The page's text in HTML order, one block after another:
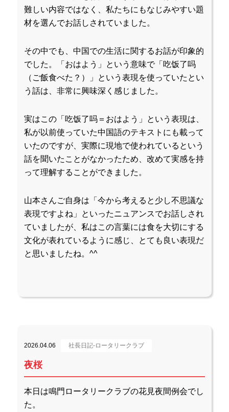
難しい内容ではなく、私たちにもなじみやすい題
材を選んでお話しされていました。
その中でも、中国での生活に関するお話が印象的
でした。「おはよう」という意味で「吃饭了吗
（ご飯食べた？）」という表現を使っていたとい
う話は、非常に興味深く感じました。
実はこの「吃饭了吗＝おはよう」という表現は、
私が以前使っていた中国語のテキストにも載って
いたのですが、実際に現地で使われているという
話を聞いたことがなかったため、改めて実感を持
って理解することができました。
山本さんご自身は「今から考えると少し不思議な
表現ですよね」といったニュアンスでお話しされ
ていましたが、私はこの言葉には食を大切にする
文化が表れているように感じ、とても良い表現だ
と思いましたね。^^
2026.04.06 社長日記-ロータリークラブ
夜桜
本日は鳴門ロータリークラブの花見夜間例会でし
た。